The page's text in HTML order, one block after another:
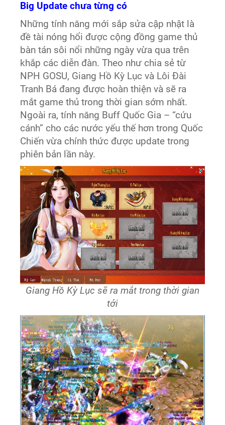
Big Update chưa từng có
Những tính năng mới sắp sửa cập nhật là
đề tài nóng hổi được cộng đồng game thủ
bàn tán sôi nổi những ngày vừa qua trên
khắp các diễn đàn. Theo như chia sẻ từ
NPH GOSU, Giang Hồ Kỳ Lục và Lôi Đài
Tranh Bá đang được hoàn thiện và sẽ ra
mắt game thủ trong thời gian sớm nhất.
Ngoài ra, tính năng Buff Quốc Gia – “cứu
cánh” cho các nước yếu thế hơn trong Quốc
Chiến vừa chính thức được update trong
phiên bản lần này.
Giang Hồ Kỳ Lục sẽ ra mắt trong thời gian
tới